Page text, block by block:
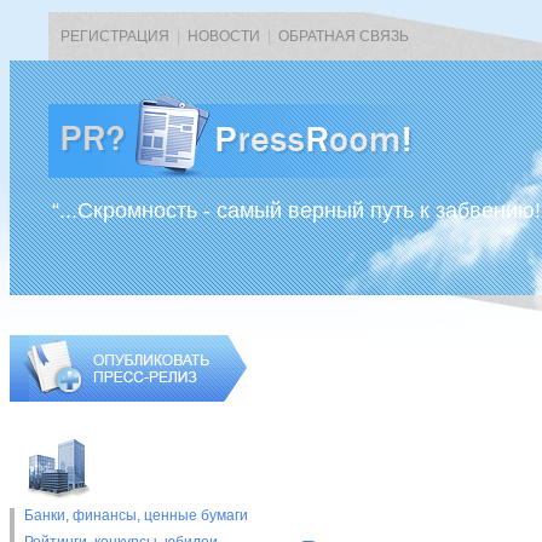
РЕГИСТРАЦИЯ НОВОСТИ ОБРАТНАЯ СВЯЗЬ
“...Скромность - самый верный путь к
Банки, финансы, ценные бумаги